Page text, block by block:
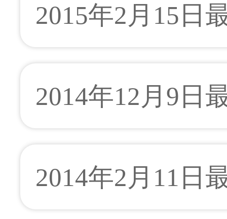
2015年2月15日
2014年12月9日
2014年2月11日